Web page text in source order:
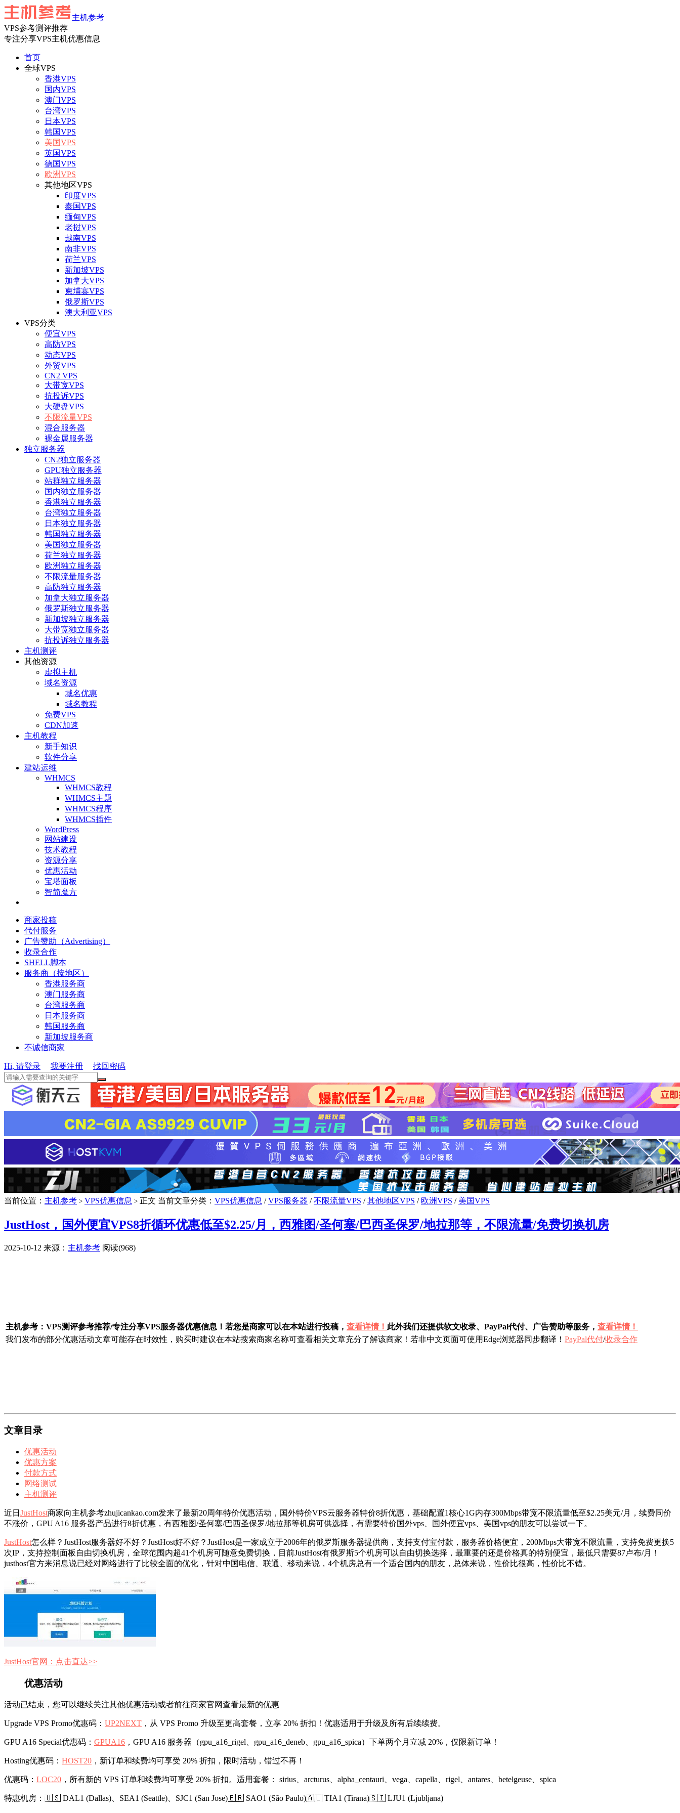
主机参考
VPS参考测评推荐
专注分享VPS主机优惠信息
首页
全球VPS
香港VPS
国内VPS
澳门VPS
台湾VPS
日本VPS
韩国VPS
美国VPS
英国VPS
德国VPS
欧洲VPS
其他地区VPS
印度VPS
泰国VPS
缅甸VPS
老挝VPS
越南VPS
南非VPS
荷兰VPS
新加坡VPS
加拿大VPS
柬埔寨VPS
俄罗斯VPS
澳大利亚VPS
VPS分类
便宜VPS
高防VPS
动态VPS
外贸VPS
CN2 VPS
大带宽VPS
抗投诉VPS
大硬盘VPS
不限流量VPS
混合服务器
裸金属服务器
独立服务器
CN2独立服务器
GPU独立服务器
站群独立服务器
国内独立服务器
香港独立服务器
台湾独立服务器
日本独立服务器
韩国独立服务器
美国独立服务器
荷兰独立服务器
欧洲独立服务器
不限流量服务器
高防独立服务器
加拿大独立服务器
俄罗斯独立服务器
新加坡独立服务器
大带宽独立服务器
抗投诉独立服务器
主机测评
其他资源
虚拟主机
域名资源
域名优惠
域名教程
免费VPS
CDN加速
主机教程
新手知识
软件分享
建站运维
WHMCS
WHMCS教程
WHMCS主题
WHMCS程序
WHMCS插件
WordPress
网站建设
技术教程
资源分享
优惠活动
宝塔面板
智简魔方
商家投稿
代付服务
广告赞助（Advertising）
收录合作
SHELL脚本
服务商（按地区）
香港服务商
澳门服务商
台湾服务商
日本服务商
韩国服务商
新加坡服务商
不诚信商家
Hi, 请登录 我要注册 找回密码
当前位置： 主机参考 > VPS优惠信息 > 正文 当前文章分类： VPS优惠信息 /VPS服务器 /不限流量VPS /其他地区VPS / 欧洲VPS / 美国VPS
JustHost，国外便宜VPS8折循环优惠低至$2.25/月，西雅图/圣何塞/巴西圣保罗/地拉那等，不限流量/免费切换机房
2025-10-12 来源： 主机参考 阅读(968)
主机参考：VPS测评参考推荐/专注分享VPS服务器优惠信息！若您是商家可以在本站进行投稿， 查看详情！ 此外我们还提供软文收录、PayPal代付、广告赞助等服务， 查看详情！
我们发布的部分优惠活动文章可能存在时效性，购买时建议在本站搜索商家名称可查看相关文章充分了解该商家！若非中文页面可使用Edge浏览器同步翻译！ PayPal代付/收录合作
文章目录
优惠活动
优惠方案
付款方式
网络测试
主机测评
近日 JustHost商家向主机参考zhujicankao.com发来了最新20周年特价优惠活动，国外特价VPS云服务器特价8折优惠，基础配置1核心1G内存300Mbps带宽不限流量低至$2.25美元/月，续费同价
不涨价，GPU A16 服务器产品进行8折优惠，有西雅图/圣何塞/巴西圣保罗/地拉那等机房可供选择，有需要特价国外vps、国外便宜vps、美国vps的朋友可以尝试一下。
JustHost怎么样？JustHost服务器好不好？JustHost好不好？JustHost是一家成立于2006年的俄罗斯服务器提供商，支持支付宝付款，服务器价格便宜，200Mbps大带宽不限流量，支持免费更换5
次IP，支持控制面板自由切换机房，全球范围内超41个机房可随意免费切换，目前JustHost有俄罗斯5个机房可以自由切换选择，最重要的还是价格真的特别便宜，最低只需要87卢布/月！
justhost官方来消息说已经对网络进行了比较全面的优化，针对中国电信、联通、移动来说，4个机房总有一个适合国内的朋友，总体来说，性价比很高，性价比不错。
JustHost官网：点击直达>>
优惠活动
活动已结束，您可以继续关注其他优惠活动或者前往商家官网查看最新的优惠
Upgrade VPS Promo优惠码： UP2NEXT ，从 VPS Promo 升级至更高套餐，立享 20% 折扣！优惠适用于升级及所有后续续费。
GPU A16 Special优惠码： GPUA16 ，GPU A16 服务器（gpu_a16_rigel、gpu_a16_deneb、gpu_a16_spica）下单两个月立减 20%，仅限新订单！
Hosting优惠码： HOST20 ，新订单和续费均可享受 20% 折扣，限时活动，错过不再！
优惠码： LOC20 ，所有新的 VPS 订单和续费均可享受 20% 折扣。适用套餐： sirius、arcturus、alpha_centauri、vega、capella、rigel、antares、betelgeuse、spica
特惠机房：🇺🇸 DAL1 (Dallas)、SEA1 (Seattle)、SJC1 (San Jose)🇧🇷 SAO1 (São Paulo)🇦🇱 TIA1 (Tirana)🇸🇮 LJU1 (Ljubljana)